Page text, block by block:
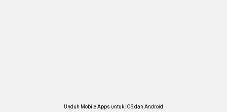
Unduh Mobile Apps untuk iOS dan Android